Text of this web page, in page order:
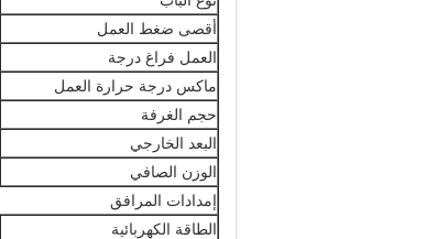
أقصى ضغط العمل
العمل فراغ درجة
ماكس درجة حرارة العمل
حجم الغرفة
البعد الخارجي
الوزن الصافي
إمدادات المرافق
الطاقة الكهربائية